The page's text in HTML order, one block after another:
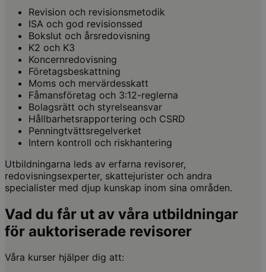
Revision och revisionsmetodik
ISA och god revisionssed
Bokslut och årsredovisning
K2 och K3
Koncernredovisning
Företagsbeskattning
Moms och mervärdesskatt
Fåmansföretag och 3:12-reglerna
Bolagsrätt och styrelseansvar
Hållbarhetsrapportering och CSRD
Penningtvättsregelverket
Intern kontroll och riskhantering
Utbildningarna leds av erfarna revisorer,
redovisningsexperter, skattejurister och andra
specialister med djup kunskap inom sina områden.
Vad du får ut av våra utbildningar
för auktoriserade revisorer
Våra kurser hjälper dig att: